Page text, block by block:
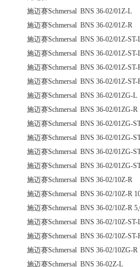
施迈赛Schmersal BNS 36-02/01Z-L
施迈赛Schmersal BNS 36-02/01Z-R
施迈赛Schmersal BNS 36-02/01Z-ST-
施迈赛Schmersal BNS 36-02/01Z-ST-
施迈赛Schmersal BNS 36-02/01Z-ST-
施迈赛Schmersal BNS 36-02/01Z-ST-
施迈赛Schmersal BNS 36-02/01ZG-L
施迈赛Schmersal BNS 36-02/01ZG-R
施迈赛Schmersal BNS 36-02/01ZG-
施迈赛Schmersal BNS 36-02/01ZG-
施迈赛Schmersal BNS 36-02/01ZG-
施迈赛Schmersal BNS 36-02/01ZG-
施迈赛Schmersal BNS 36-02/10Z-R
施迈赛Schmersal BNS 36-02/10Z-R
施迈赛Schmersal BNS 36-02/10Z-R
施迈赛Schmersal BNS 36-02/10Z-ST-
施迈赛Schmersal BNS 36-02/10Z-ST-
施迈赛Schmersal BNS 36-02/10ZG-R
施迈赛Schmersal BNS 36-02Z-L